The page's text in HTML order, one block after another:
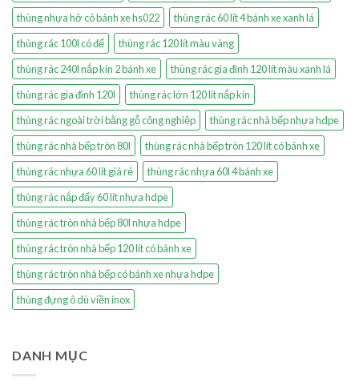
thùng nhựa hở có bánh xe hs022
thùng rác 60 lít 4 bánh xe xanh lá
thùng rác 100l có đế
thùng rác 120 lít màu vàng
thùng rác 240l nắp kín 2 bánh xe
thùng rác gia đình 120 lít màu xanh lá
thùng rác gia đình 120l
thùng rác lớn 120 lít nắp kín
thùng rác ngoài trời bằng gỗ công nghiệp
thùng rác nhà bếp nhựa hdpe
thùng rác nhà bếp tròn 80l
thùng rác nhà bếp tròn 120 lít có bánh xe
thùng rác nhựa 60 lít giá rẻ
thùng rác nhựa 60l 4 bánh xe
thùng rác nắp đẩy 60 lít nhựa hdpe
thùng rác tròn nhà bếp 80l nhựa hdpe
thùng rác tròn nhà bếp 120 lít có bánh xe
thùng rác tròn nhà bếp có bánh xe nhựa hdpe
thùng đựng ô dù viền inox
DANH MỤC